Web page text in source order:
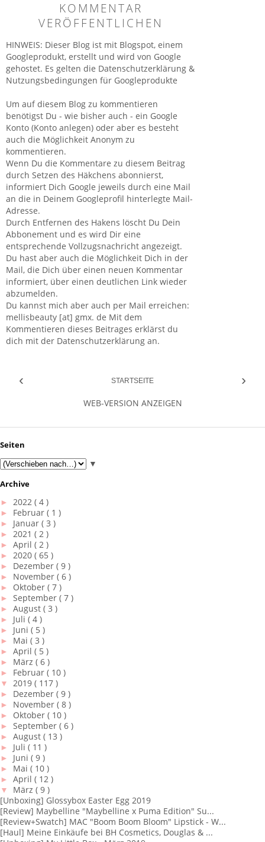
KOMMENTAR
VERÖFFENTLICHEN
HINWEIS: Dieser Blog ist mit Blogspot, einem
Googleprodukt, erstellt und wird von Google
gehostet. Es gelten die Datenschutzerklärung &
Nutzungsbedingungen für Googleprodukte
Um auf diesem Blog zu kommentieren
benötigst Du - wie bisher auch - ein Google
Konto (Konto anlegen) oder aber es besteht
auch die Möglichkeit Anonym zu
kommentieren.
Wenn Du die Kommentare zu diesem Beitrag
durch Setzen des Häkchens abonnierst,
informiert Dich Google jeweils durch eine Mail
an die in Deinem Googleprofil hinterlegte Mail-
Adresse.
Durch Entfernen des Hakens löscht Du Dein
Abbonement und es wird Dir eine
entsprechende Vollzugsnachricht angezeigt.
Du hast aber auch die Möglichkeit Dich in der
Mail, die Dich über einen neuen Kommentar
informiert, über einen deutlichen Link wieder
abzumelden.
Du kannst mich aber auch per Mail erreichen:
mellisbeauty [at] gmx. de Mit dem
Kommentieren dieses Beitrages erklärst du
dich mit der Datenschutzerklärung an.
‹ ›
STARTSEITE
WEB-VERSION ANZEIGEN
Seiten
▼
Archive
► 2022 ( 4 )
► Februar ( 1 )
► Januar ( 3 )
► 2021 ( 2 )
► April ( 2 )
► 2020 ( 65 )
► Dezember ( 9 )
► November ( 6 )
► Oktober ( 7 )
► September ( 7 )
► August ( 3 )
► Juli ( 4 )
► Juni ( 5 )
► Mai ( 3 )
► April ( 5 )
► März ( 6 )
► Februar ( 10 )
▼ 2019 ( 117 )
► Dezember ( 9 )
► November ( 8 )
► Oktober ( 10 )
► September ( 6 )
► August ( 13 )
► Juli ( 11 )
► Juni ( 9 )
► Mai ( 10 )
► April ( 12 )
▼
März ( 9 )
[Unboxing] Glossybox Easter Egg 2019
[Review] Maybelline "Maybelline x Puma Edition" Su...
[Review+Swatch] MAC "Boom Boom Bloom" Lipstick - W...
[Haul] Meine Einkäufe bei BH Cosmetics, Douglas & ...